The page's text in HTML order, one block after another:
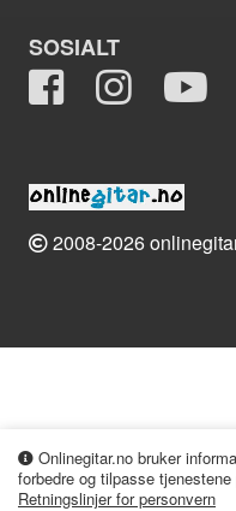
Onlinegitar.no bruker
forbedre og tilpasse
Retningslinjer for personvern
SOSIALT
2008-2026